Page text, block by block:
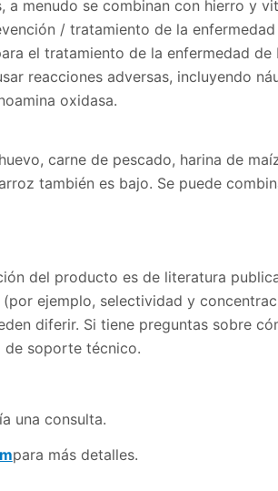
a menudo se combinan con hierro y
/ tratamiento de la
el tratamiento de la enfermedad de
reacciones adversas, incluyendo
oxidasa.
carne de pescado, harina de
también es bajo. Se puede
del producto es de literatura
ejemplo, selectividad y
diferir. Si tiene preguntas sobre
de soporte técnico.
una consulta.
para más detalles.